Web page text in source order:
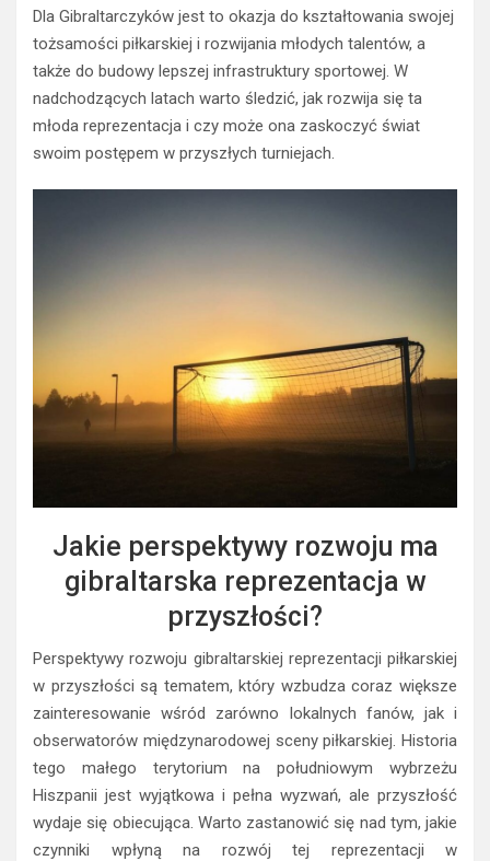
Dla Gibraltarczyków jest to okazja do kształtowania swojej
tożsamości piłkarskiej i rozwijania młodych talentów, a
także do budowy lepszej infrastruktury sportowej. W
nadchodzących latach warto śledzić, jak rozwija się ta
młoda reprezentacja i czy może ona zaskoczyć świat
swoim postępem w przyszłych turniejach.
Jakie perspektywy rozwoju ma
gibraltarska reprezentacja w
przyszłości?
Perspektywy rozwoju gibraltarskiej reprezentacji piłkarskiej
w przyszłości są tematem, który wzbudza coraz większe
zainteresowanie wśród zarówno lokalnych fanów, jak i
obserwatorów międzynarodowej sceny piłkarskiej. Historia
tego małego terytorium na południowym wybrzeżu
Hiszpanii jest wyjątkowa i pełna wyzwań, ale przyszłość
wydaje się obiecująca. Warto zastanowić się nad tym, jakie
czynniki wpłyną na rozwój tej reprezentacji w